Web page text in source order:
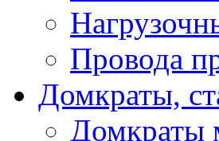
Провода
Домкраты,
Домкраты